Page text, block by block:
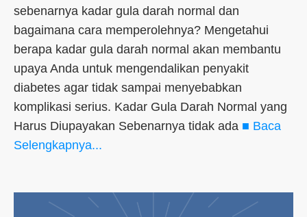
sebenarnya kadar gula darah normal dan
bagaimana cara memperolehnya? Mengetahui
berapa kadar gula darah normal akan membantu
upaya Anda untuk mengendalikan penyakit
diabetes agar tidak sampai menyebabkan
komplikasi serius. Kadar Gula Darah Normal yang
Harus Diupayakan Sebenarnya tidak ada ■ Baca
Selengkapnya...